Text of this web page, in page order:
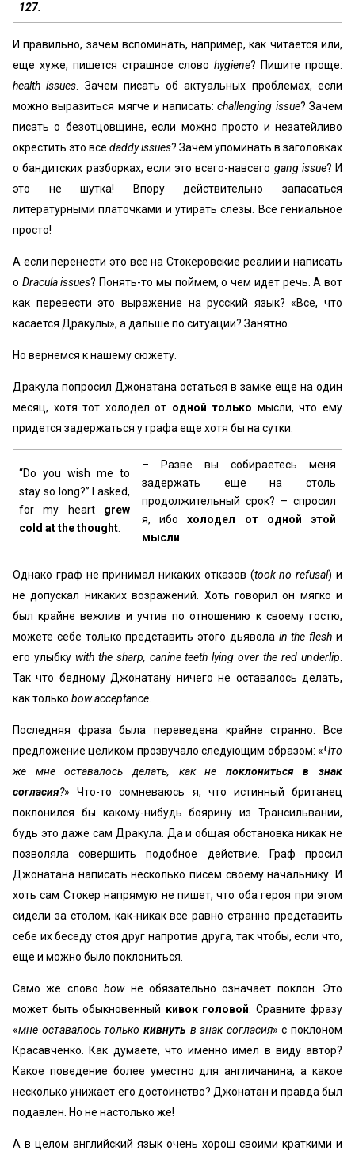
127.
И правильно, зачем вспоминать, например, как читается или,
еще хуже, пишется страшное слово hygiene? Пишите проще:
health issues . Зачем писать об актуальных проблемах, если
можно выразиться мягче и написать:challenging issue? Зачем
писать о безотцовщине, если можно просто и незатейливо
окрестить это все daddy issues? Зачем упоминать в заголовках
о бандитских разборках, если это всего-навсего gang issue? И
это не шутка! Впору действительно запасаться
литературными платочками и утирать слезы. Все гениальное
просто!
А если перенести это все на Стокеровские реалии и написать
о Dracula issues? Понять-то мы поймем, о чем идет речь. А вот
как перевести это выражение на русский язык? «Все, что
касается Дракулы», а дальше по ситуации? Занятно.
Но вернемся к нашему сюжету.
Дракула попросил Джонатана остаться в замке еще на один
месяц, хотя тот холодел от одной только мысли, что ему
придется задержаться у графа еще хотя бы на сутки.
“Do you wish me to
stay so long?” I asked,
for my heart grew
cold at the thought
– Разве вы собираетесь меня
задержать еще на столь
продолжительный срок? – спросил
я, ибохолодел от одной этой
мысли
Однако граф не принимал никаких отказов (took no refusal) и
не допускал никаких возражений. Хоть говорил он мягко и
был крайне вежлив и учтив по отношению к своему гостю,
можете себе только представить этого дьявола in the flesh и
его улыбку with the sharp, canine teeth lying over the red underlip
Так что бедному Джонатану ничего не оставалось делать,
как только bow acceptance
Последняя фраза была переведена крайне странно. Все
предложение целиком прозвучало следующим образом: «Что
же мне оставалось делать, как не поклониться в знак
согласия?» Что-то сомневаюсь я, что истинный британец
поклонился бы какому-нибудь боярину из Трансильвании,
будь это даже сам Дракула. Да и общая обстановка никак не
позволяла совершить подобное действие. Граф просил
Джонатана написать несколько писем своему начальнику. И
хоть сам Стокер напрямую не пишет, что оба героя при этом
сидели за столом, как-никак все равно странно представить
себе их беседу стоя друг напротив друга, так чтобы, если что,
еще и можно было поклониться.
Само же словоbowне обязательно означает поклон. Это
может быть обыкновенный кивок головой . Сравните фразу
«мне оставалось только кивнуть в знак согласия» с поклоном
Красавченко. Как думаете, что именно имел в виду автор?
Какое поведение более уместно для англичанина, а какое
несколько унижает его достоинство? Джонатан и правда был
подавлен. Но не настолько же!
А в целом английский язык очень хорош своими краткими и